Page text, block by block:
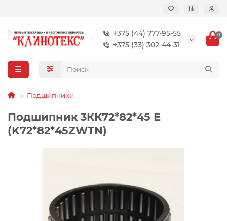
+375 (44) 777-95-55
+375 (33) 302-44-31
0
Подшипники
Подшипник 3КК72*82*45 Е
(K72*82*45ZWTN)